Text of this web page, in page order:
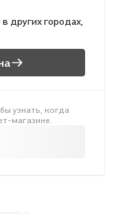
on an incredible
других городах,
узнать, когда
магазине.